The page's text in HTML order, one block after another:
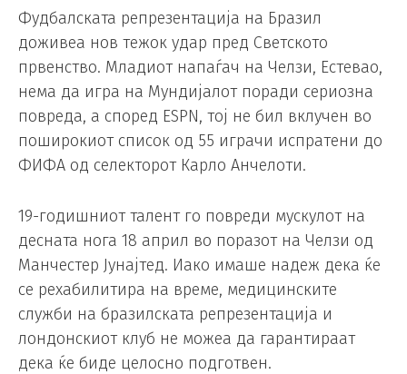
Фудбалската репрезентација на Бразил
доживеа нов тежок удар пред Светското
првенство. Младиот напаѓач на Челзи, Естевао,
нема да игра на Мундијалот поради сериозна
повреда, а според ESPN, тој не бил вклучен во
поширокиот список од 55 играчи испратени до
ФИФА од селекторот Карло Анчелоти.
19-годишниот талент го повреди мускулот на
десната нога 18 април во поразот на Челзи од
Манчестер Јунајтед. Иако имаше надеж дека ќе
се рехабилитира на време, медицинските
служби на бразилската репрезентација и
лондонскиот клуб не можеа да гарантираат
дека ќе биде целосно подготвен.